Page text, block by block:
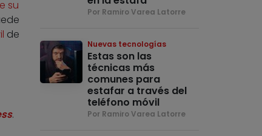
su
de
.
Por Ramiro Varea Latorre
Nuevas tecnologías
Estas son las
técnicas más
comunes para
estafar a través del
teléfono móvil
Por Ramiro Varea Latorre